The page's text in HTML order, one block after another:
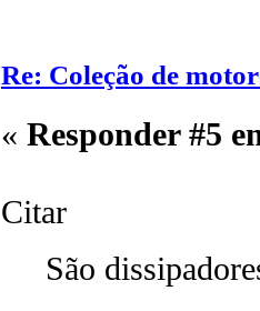
Re: Coleção de
« Responder #5
Citar
São